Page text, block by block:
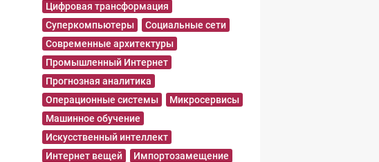
Цифровая трансформация
Суперкомпьютеры
Социальные сети
Современные архитектуры
Промышленный Интернет
Прогнозная аналитика
Операционные системы
Микросервисы
Машинное обучение
Искусственный интеллект
Интернет вещей
Импортозамещение